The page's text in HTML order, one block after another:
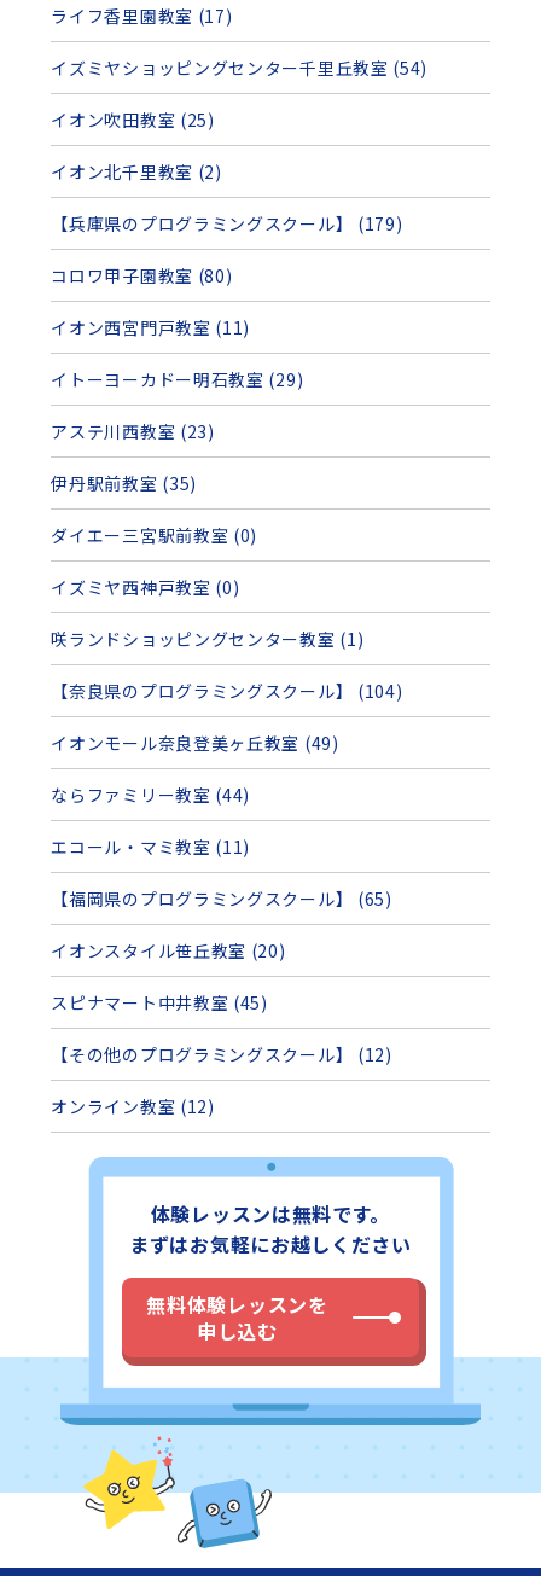
ライフ香里園教室 (17)
イズミヤショッピングセンター千里丘教室 (54)
イオン吹田教室 (25)
イオン北千里教室 (2)
【兵庫県のプログラミングスクール】 (179)
コロワ甲子園教室 (80)
イオン西宮門戸教室 (11)
イトーヨーカドー明石教室 (29)
アステ川西教室 (23)
伊丹駅前教室 (35)
ダイエー三宮駅前教室 (0)
イズミヤ西神戸教室 (0)
咲ランドショッピングセンター教室 (1)
【奈良県のプログラミングスクール】 (104)
イオンモール奈良登美ヶ丘教室 (49)
ならファミリー教室 (44)
エコール・マミ教室 (11)
【福岡県のプログラミングスクール】 (65)
イオンスタイル笹丘教室 (20)
スピナマート中井教室 (45)
【その他のプログラミングスクール】 (12)
オンライン教室 (12)
体験レッスンは無料です。
まずはお気軽にお越しください
無料体験レッスンを
申し込む